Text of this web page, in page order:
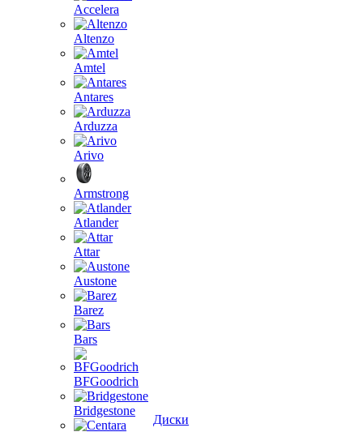
Accelera
Altenzo
Amtel
Antares
Arduzza
Arivo
Armstrong
Atlander
Attar
Austone
Barez
Bars
BFGoodrich
Bridgestone
Диски